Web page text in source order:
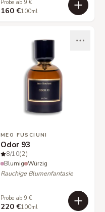
Probe ab 9 €
160 €100ml
MEO FUSCIUNI
Odor 93
8/10(2)
Blumig Würzig
Rauchige Blumenfantasie
Probe ab 9 €
220 €100ml